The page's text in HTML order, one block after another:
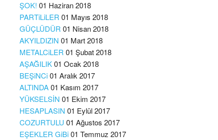
ŞOK! 01 Haziran 2018
PARTiLiLER 01 Mayıs 2018
GÜÇLÜDÜR 01 Nisan 2018
AKYILDIZIN 01 Mart 2018
METALCiLER 01 Şubat 2018
AŞAĞILIK01 Ocak 2018
BEŞiNCi01 Aralık 2017
ALTINDA01 Kasım 2017
YÜKSELSİN 01 Ekim 2017
HESAPLASIN 01 Eylül 2017
COZURTULU 01 Ağustos 2017
EŞEKLER GiBi01 Temmuz 2017